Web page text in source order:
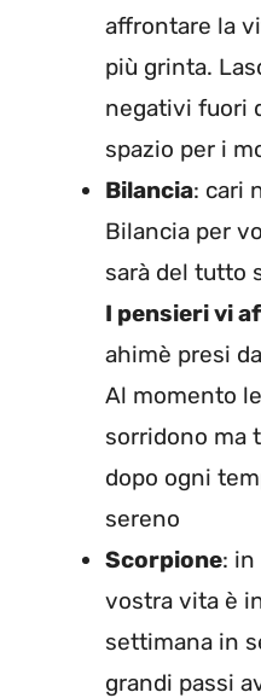
affrontare la
più grinta.
negativi fuori
spazio per i
Bilancia: cari
Bilancia per
sarà del tutto
I pensieri vi
ahimè presi
Al momento
sorridono ma
dopo ogni
sereno
Scorpione: in
vostra vita è
settimana in
grandi passi